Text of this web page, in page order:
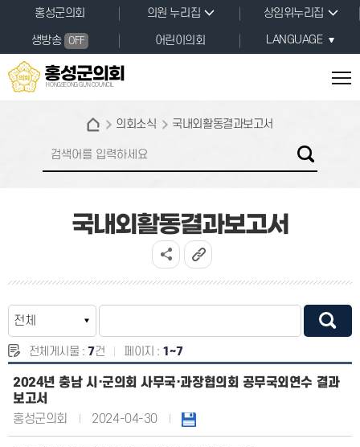
본문바로가기
홍성군의회 의원 누리집
상임위누리집
생방송
OFF 어린이의회 LANGUAGE
홍성군의회
HONGSEONG GUN COUNCIL
의회소식 국내외활동결과보고서
국내외활동결과보고서
전체게시물 : 7건 페이지 : 1~7
2024년 충남 시·군의회 사무국·과장협의회 공무국외연수 결과
보고서
홍성군의회
2024-04-30